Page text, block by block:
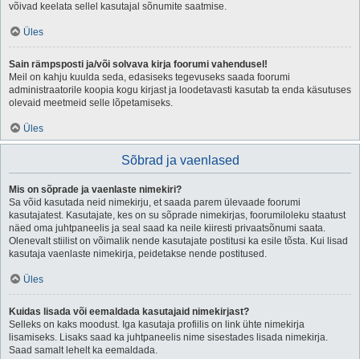
võivad keelata sellel kasutajal sõnumite saatmise.
Üles
Sain rämpsposti ja/või solvava kirja foorumi vahendusel!
Meil on kahju kuulda seda, edasiseks tegevuseks saada foorumi
administraatorile koopia kogu kirjast ja loodetavasti kasutab ta enda käsutuses
olevaid meetmeid selle lõpetamiseks.
Üles
Sõbrad ja vaenlased
Mis on sõprade ja vaenlaste nimekiri?
Sa võid kasutada neid nimekirju, et saada parem ülevaade foorumi
kasutajatest. Kasutajate, kes on su sõprade nimekirjas, foorumiloleku staatust
näed oma juhtpaneelis ja seal saad ka neile kiiresti privaatsõnumi saata.
Olenevalt stiilist on võimalik nende kasutajate postitusi ka esile tõsta. Kui lisad
kasutaja vaenlaste nimekirja, peidetakse nende postitused.
Üles
Kuidas lisada või eemaldada kasutajaid nimekirjast?
Selleks on kaks moodust. Iga kasutaja profiilis on link ühte nimekirja
lisamiseks. Lisaks saad ka juhtpaneelis nime sisestades lisada nimekirja.
Saad samalt lehelt ka eemaldada.